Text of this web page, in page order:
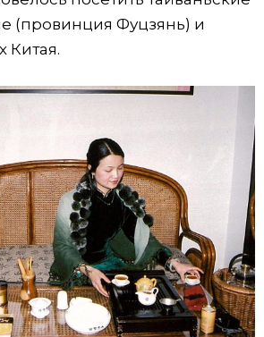
(провинция Фуцзянь) и
Китая.